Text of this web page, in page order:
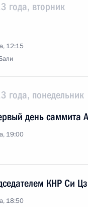
года, вторник
12:15
года, понедельник
день саммита
19:00
КНР Си
18:50